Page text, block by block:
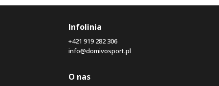
Infolinia
+421 919 282 306
info@domivosport.pl
O nas